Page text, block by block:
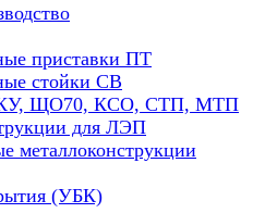
приставки ПТ
стойки СВ
ЩО70, КСО, СТП, МТП
для ЛЭП
металлоконструкции
(УБК)